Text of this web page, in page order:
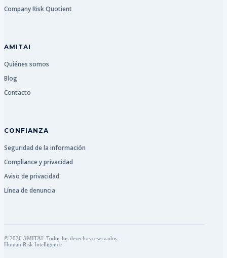
Company Risk Quotient
AMITAI
Quiénes somos
Blog
Contacto
CONFIANZA
Seguridad de la información
Compliance y privacidad
Aviso de privacidad
Línea de denuncia
© 2026 AMITAI. Todos los derechos reservados.
Human Risk Intelligence